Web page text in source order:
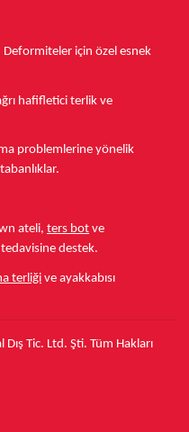
Deformiteler için özel esnek
hafifletici terlik ve
problemlerine yönelik
ateli, ters bot ve
tedavisine destek.
terliği ve ayakkabısı
Tic. Ltd. Şti. Tüm Hakları